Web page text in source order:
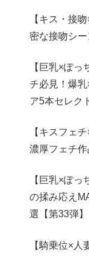
【キス・接
密な接吻シー
【巨乳×ぽ
チ必見！爆
ア5本セレク
【キスフェ
濃厚フェチ作
【巨乳×ぽ
の揉み応え
選【第33弾】
【騎乗位×